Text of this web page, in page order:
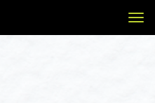
Voir